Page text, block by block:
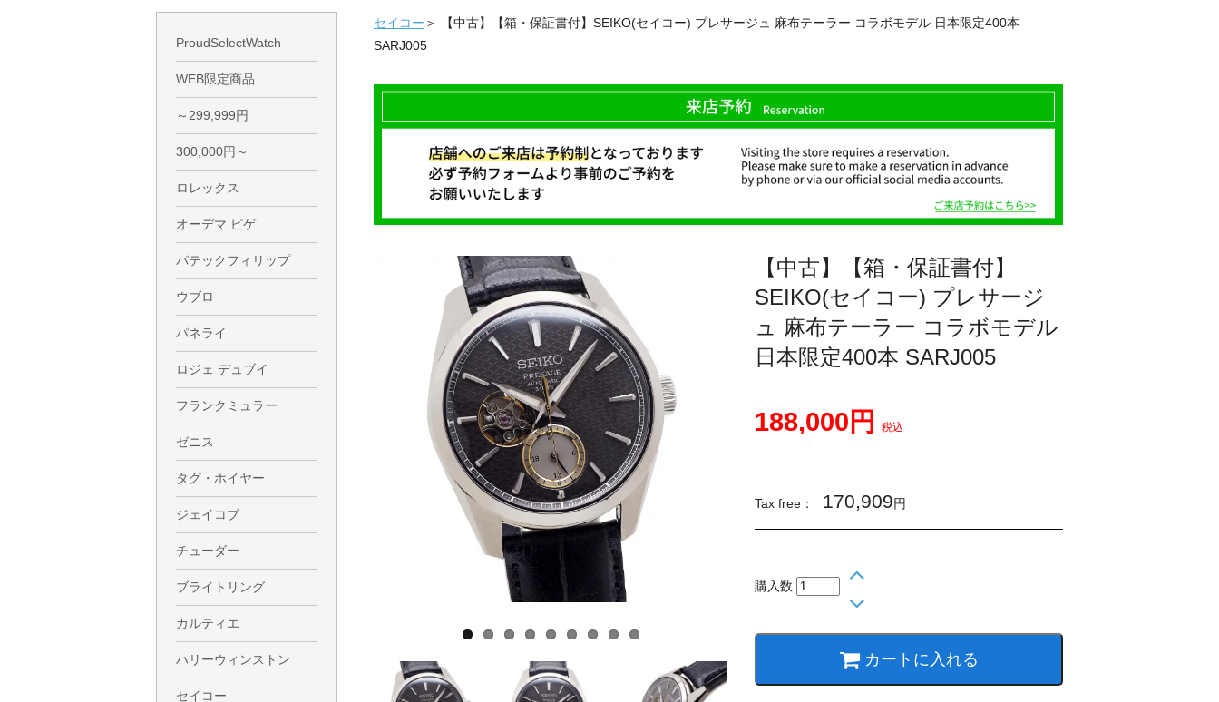
セイコー ＞ 【中古】【箱・保証書付】SEIKO(セイコー) プレサージュ 麻布テーラー コラボモデル 日本限定400本
SARJ005
【中古】【箱・保証書付】
SEIKO(セイコー) プレサージ
ュ 麻布テーラー コラボモデル
日本限定400本 SARJ005
188,000円 税込
Tax free： 170,909円
購入数
カートに入れる
ProudSelectWatch
WEB限定商品
～299,999円
300,000円～
ロレックス
オーデマ ピゲ
パテックフィリップ
ウブロ
パネライ
ロジェ デュブイ
フランクミュラー
ゼニス
タグ・ホイヤー
ジェイコブ
チューダー
ブライトリング
カルティエ
ハリーウィンストン
セイコー